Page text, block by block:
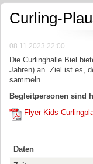
Curling-
08.11.2023 22:00
Die Curlinghalle Biel
Jahren) an. Ziel ist es,
sammeln.
Begleitpersonen sind
Flyer Kids
Daten